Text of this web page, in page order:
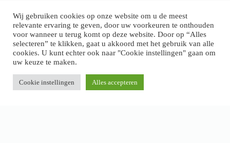
Wij gebruiken cookies op onze website om u de meest
relevante ervaring te geven, door uw voorkeuren te onthouden
voor wanneer u terug komt op deze website. Door op “Alles
selecteren” te klikken, gaat u akkoord met het gebruik van alle
cookies. U kunt echter ook naar "Cookie instellingen" gaan om
uw keuze te maken.
Cookie instellingen Alles accepteren